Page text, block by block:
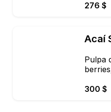
276 $
Acaí
Pulpa
300 $